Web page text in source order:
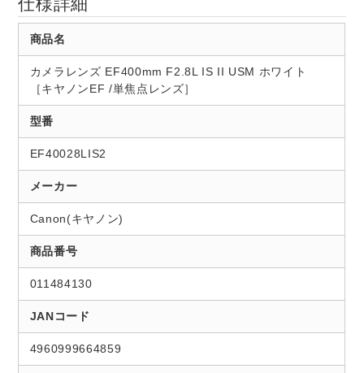
商品名
カメラレンズ EF400mm F2.8L IS II USM ホワイト
［キヤノンEF /単焦点レンズ］
型番
EF40028LIS2
メーカー
Canon(キヤノン)
商品番号
011484130
JANコード
4960999664859